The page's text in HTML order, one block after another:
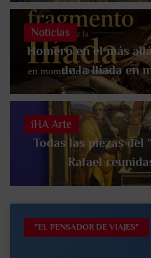
Noticias
Homero en el más
de la Ilíada en
iHA Arte
Todas las piezas del
Rafael
"EL PENSADOR DE VIAJES"